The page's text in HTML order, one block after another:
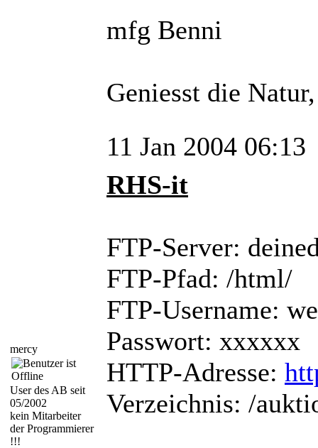
mfg Benni
Geniesst die
mercy
User des AB seit
05/2002
kein Mitarbeiter
der Programmierer
!!!
11 Jan 2004 06:13
RHS-it
FTP-Server:
FTP-Pfad: /html/
FTP-Username:
Passwort: xxxxxx
HTTP-Adresse:
Verzeichnis: /